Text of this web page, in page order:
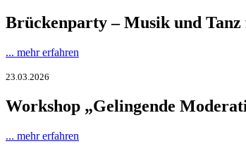
Brückenparty – Musik und
... mehr erfahren
23.03.2026
Workshop „Gelingende
... mehr erfahren